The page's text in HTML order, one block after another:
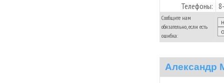
Телефоны:
Сообщите нам
обязательно, если есть
ошибка:
Александр